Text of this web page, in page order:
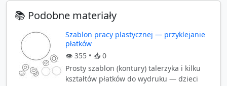
📚 Podobne materiały
Szablon pracy plastycznej — przyklejanie
płatków
👁️ 355 • 📥 0
Prosty szablon (kontury) talerzyka i kilku
kształtów płatków do wydruku — dzieci